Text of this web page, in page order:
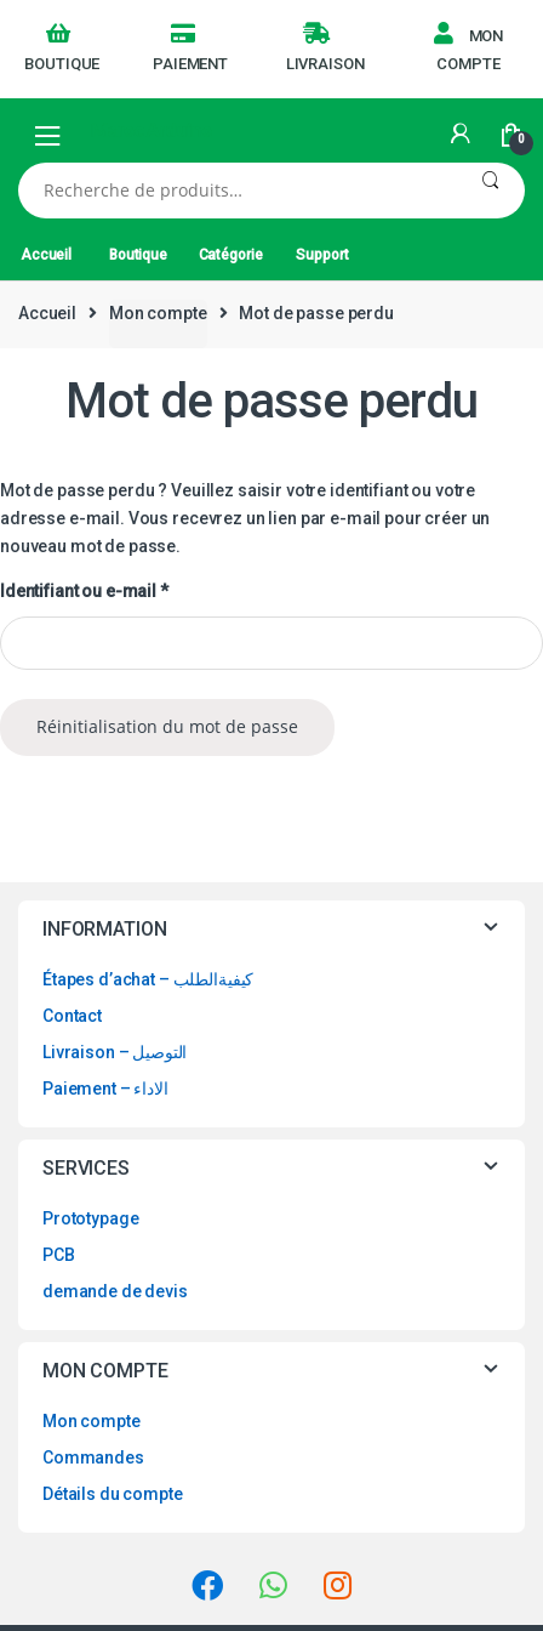
BOUTIQUE PAIEMENT LIVRAISON
MON
COMPTE
0
Recherche
pour :
Accueil Boutique Catégorie Support
Accueil Mon compte Mot de passe perdu
Mot de passe perdu
Mot de passe perdu ? Veuillez saisir votre identifiant ou votre
adresse e-mail. Vous recevrez un lien par e-mail pour créer un
nouveau mot de passe.
Identifiant ou e-mail *Obligatoire
Réinitialisation du mot de passe
INFORMATION
Étapes d’achat – كيفيةالطلب
Contact
Livraison – التوصيل
Paiement – الاداء
SERVICES
Prototypage
PCB
demande de devis
MON COMPTE
Mon compte
Commandes
Détails du compte